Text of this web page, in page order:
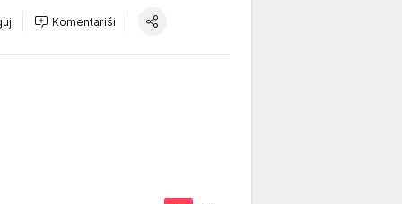
Komentariši